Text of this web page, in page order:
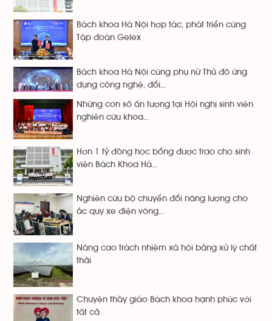
Bách khoa Hà Nội hợp tác, phát triển cùng
Tập đoàn Gelex
Bách khoa Hà Nội cùng phụ nữ Thủ đô ứng
dụng công nghệ, đổi...
Những con số ấn tượng tại Hội nghị sinh viên
nghiên cứu khoa...
Hơn 1 tỷ đồng học bổng được trao cho sinh
viên Bách Khoa Hà...
Nghiên cứu bộ chuyển đổi năng lượng cho
ắc quy xe điện vòng...
Nâng cao trách nhiệm xã hội bằng xử lý chất
thải
Chuyện thầy giáo Bách khoa hạnh phúc với
tất cả